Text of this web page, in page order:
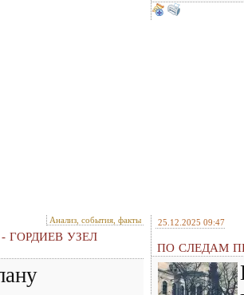
Анализ, события, факты
ГОРДИЕВ УЗЕЛ
25.12.2025 09:47
ПО СЛЕДАМ